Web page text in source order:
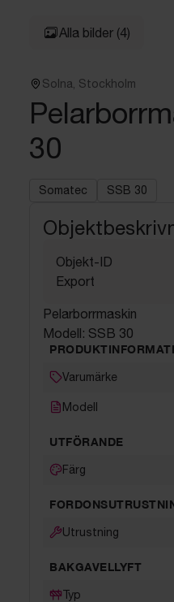
Alla bilder (4)
Solna, Stockholm
30
Somatec SSB 30
Objekt-ID
Export
Pelarborrmaskin
Modell: SSB 30
Varumärke
Modell
UTFÖRANDE
Färg
Utrustning
BAKGAVELLYFT
Typ